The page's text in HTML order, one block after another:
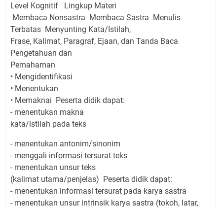
Level Kognitif
Lingkup Materi
Membaca Nonsastra Membaca Sastra Menulis
Terbatas Menyunting Kata/Istilah,
Frase, Kalimat, Paragraf, Ejaan, dan Tanda Baca
Pengetahuan dan
Pemahaman
• Mengidentifikasi
• Menentukan
• Memaknai Peserta didik dapat:
- menentukan makna
kata/istilah pada teks
- menentukan antonim/sinonim
- menggali informasi tersurat teks
- menentukan unsur teks
(kalimat utama/penjelas) Peserta didik dapat:
- menentukan informasi tersurat pada karya sastra
- menentukan unsur intrinsik karya sastra (tokoh, latar,